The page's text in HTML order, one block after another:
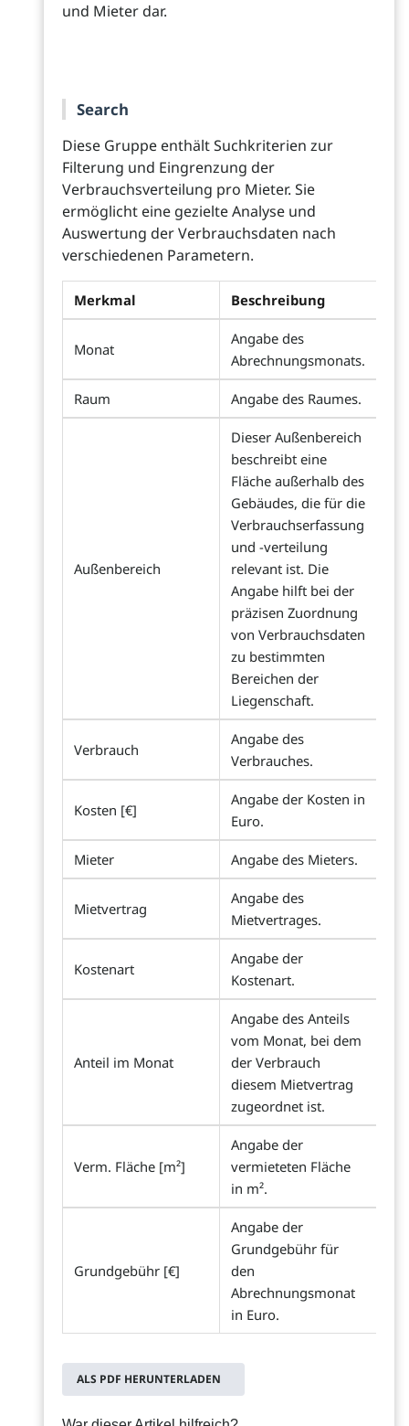
und Mieter dar.
Search
Diese Gruppe enthält Suchkriterien zur
Filterung und Eingrenzung der
Verbrauchsverteilung pro Mieter. Sie
ermöglicht eine gezielte Analyse und
Auswertung der Verbrauchsdaten nach
verschiedenen Parametern.
Merkmal Beschreibung
Monat
Angabe des
Abrechnungsmonats.
Raum Angabe des Raumes.
Außenbereich
Dieser Außenbereich
beschreibt eine
Fläche außerhalb des
Gebäudes, die für die
Verbrauchserfassung
und -verteilung
relevant ist. Die
Angabe hilft bei der
präzisen Zuordnung
von Verbrauchsdaten
zu bestimmten
Bereichen der
Liegenschaft.
Verbrauch
Angabe des
Verbrauches.
Kosten [€]
Angabe der Kosten in
Euro.
Mieter Angabe des Mieters.
Mietvertrag
Angabe des
Mietvertrages.
Kostenart
Angabe der
Kostenart.
Anteil im Monat
Angabe des Anteils
vom Monat, bei dem
der Verbrauch
diesem Mietvertrag
zugeordnet ist.
Verm. Fläche [m²]
Angabe der
vermieteten Fläche
in m².
Grundgebühr [€]
Angabe der
Grundgebühr für
den
Abrechnungsmonat
in Euro.
ALS PDF HERUNTERLADEN